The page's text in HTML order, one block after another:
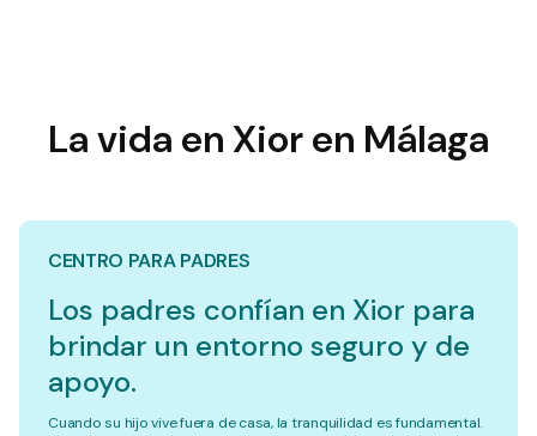
La vida en Xior en Málaga
CENTRO PARA PADRES
Los padres confían en Xior para
brindar un entorno seguro y de
apoyo.
Cuando su hijo vive fuera de casa, la tranquilidad es fundamental.